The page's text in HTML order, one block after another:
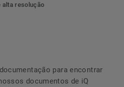
alta resolução
para encontrar
documentos de iQ